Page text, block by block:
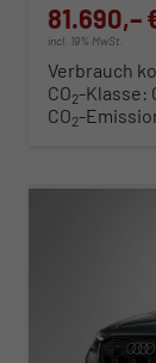
81.690,–
incl. 19% MwSt.
Verbrauch
CO2-Klasse:
CO2-